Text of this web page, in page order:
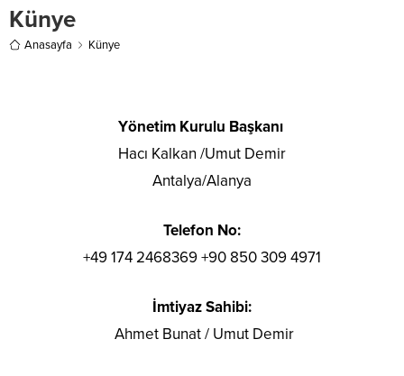
Künye
Anasayfa Künye
Yönetim Kurulu Başkanı
Hacı Kalkan /Umut Demir
Antalya/Alanya
Telefon No:
+49 174 2468369 +90 850 309 4971
İmtiyaz Sahibi:
Ahmet Bunat / Umut Demir